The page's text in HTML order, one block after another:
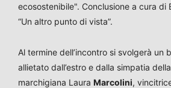
ecosostenibile". Conclusione a cura di
“Un altro punto di vista”.
Al termine dell’incontro si svolgerà un
allietato dall’estro e dalla simpatia
marchigiana Laura Marcolini,